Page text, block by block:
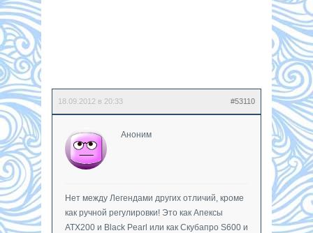
18.09.2012 в 20:33 #53110
Аноним
Нет между Легендами других отличий, кроме
как ручной регулировки! Это как Апексы
ATX200 и Black Pearl или как Скубапро S600 и